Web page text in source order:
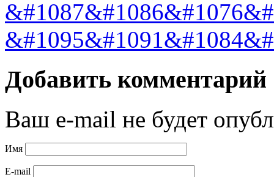
Добавить комментарий
Ваш e-mail не будет
Имя
E-mail